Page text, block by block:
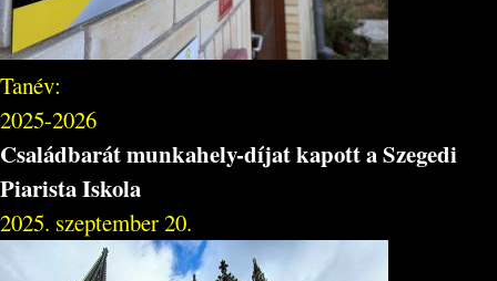
Tanév:
2025-2026
Családbarát munkahely-díjat kapott a Szegedi
Piarista Iskola
2025. szeptember 20.